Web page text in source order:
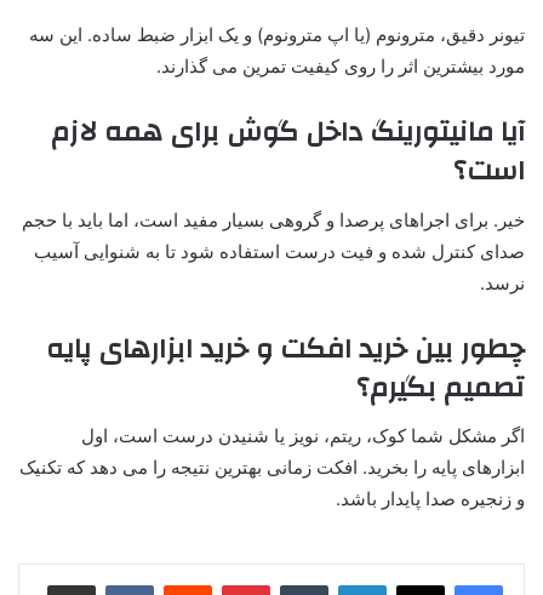
تیونر دقیق، مترونوم (یا اپ مترونوم) و یک ابزار ضبط ساده. این سه
مورد بیشترین اثر را روی کیفیت تمرین می گذارند.
آیا مانیتورینگ داخل گوش برای همه لازم
است؟
خیر. برای اجراهای پرصدا و گروهی بسیار مفید است، اما باید با حجم
صدای کنترل شده و فیت درست استفاده شود تا به شنوایی آسیب
نرسد.
چطور بین خرید افکت و خرید ابزارهای پایه
تصمیم بگیرم؟
اگر مشکل شما کوک، ریتم، نویز یا شنیدن درست است، اول
ابزارهای پایه را بخرید. افکت زمانی بهترین نتیجه را می دهد که تکنیک
و زنجیره صدا پایدار باشد.
لینکدین ‫تامبلر پینترست‫رددیت ‫VKontakteاشتراک گذاری از طریق ایمیل